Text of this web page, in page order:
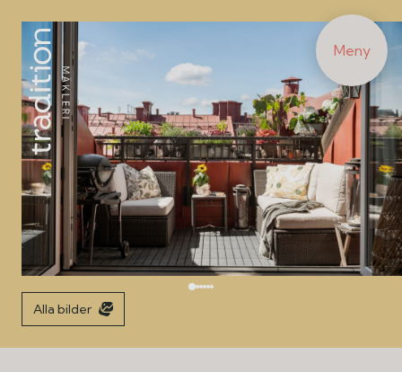
Meny
Alla bilder